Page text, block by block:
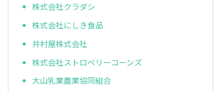
株式会社クラダシ
株式会社にしき食品
井村屋株式会社
株式会社ストロベリーコーンズ
大山乳業農業協同組合